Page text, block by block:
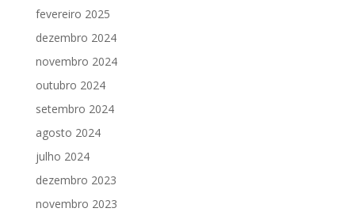
fevereiro 2025
dezembro 2024
novembro 2024
outubro 2024
setembro 2024
agosto 2024
julho 2024
dezembro 2023
novembro 2023